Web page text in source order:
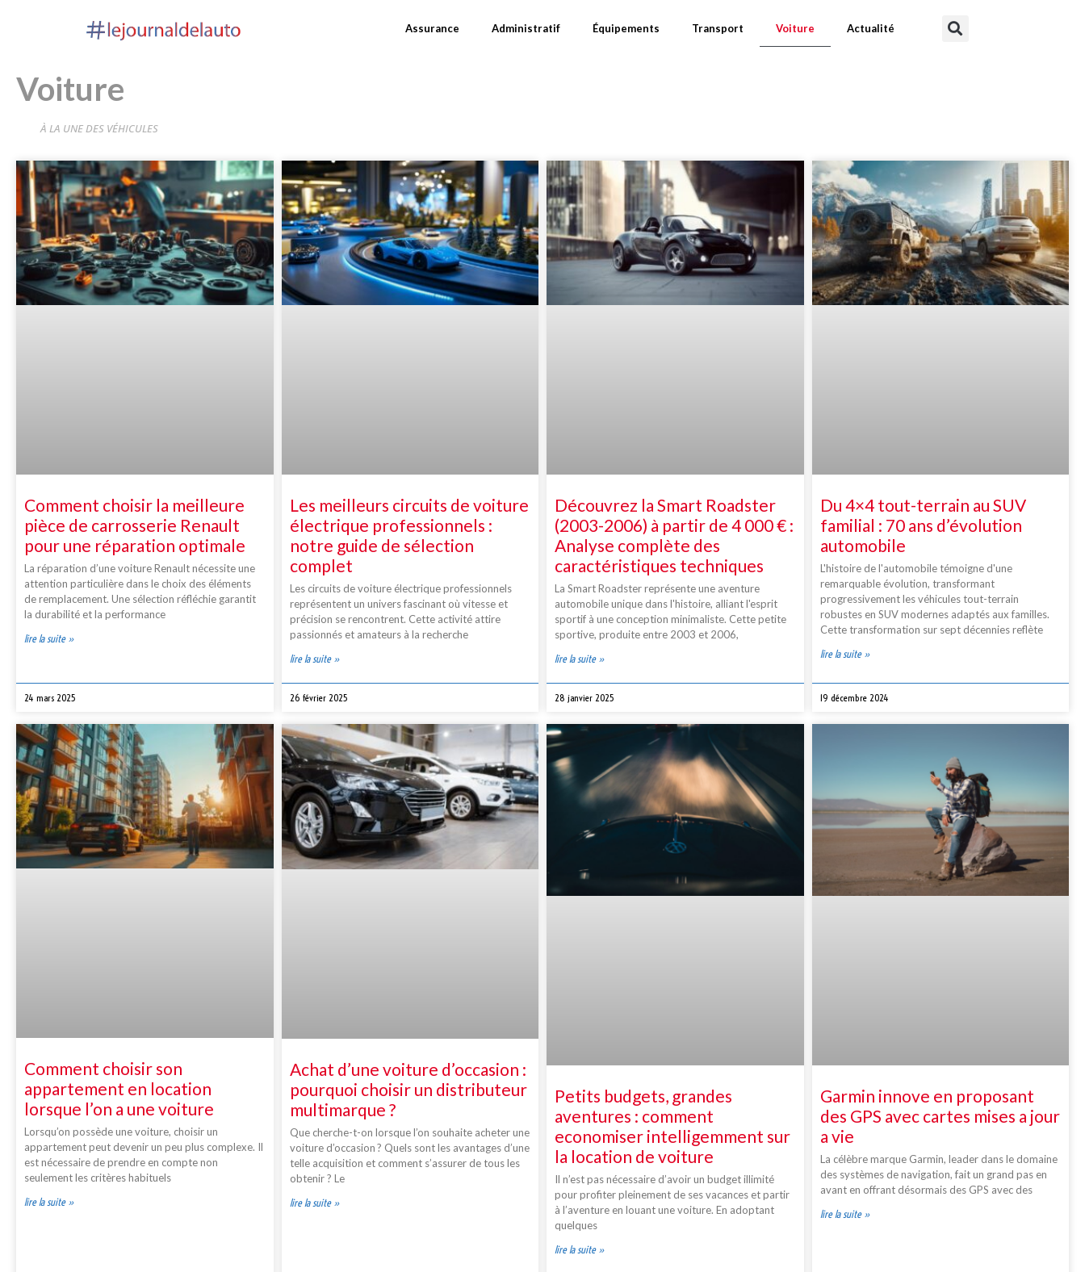
Assurance Administratif Équipements Transport Voiture Actualité
Voiture
À LA UNE DES VÉHICULES
Comment choisir la meilleure
pièce de carrosserie Renault
pour une réparation optimale
La réparation d’une voiture Renault nécessite une
attention particulière dans le choix des éléments
de remplacement. Une sélection réfléchie garantit
la durabilité et la performance
lire la suite »
24 mars 2025
Les meilleurs circuits de voiture
électrique professionnels :
notre guide de sélection
complet
Les circuits de voiture électrique professionnels
représentent un univers fascinant où vitesse et
précision se rencontrent. Cette activité attire
passionnés et amateurs à la recherche
lire la suite »
26 février 2025
Découvrez la Smart Roadster
(2003-2006) à partir de 4 000 € :
Analyse complète des
caractéristiques techniques
La Smart Roadster représente une aventure
automobile unique dans l'histoire, alliant l'esprit
sportif à une conception minimaliste. Cette petite
sportive, produite entre 2003 et 2006,
lire la suite »
28 janvier 2025
Du 4×4 tout-terrain au SUV
familial : 70 ans d’évolution
automobile
L'histoire de l'automobile témoigne d'une
remarquable évolution, transformant
progressivement les véhicules tout-terrain
robustes en SUV modernes adaptés aux familles.
Cette transformation sur sept décennies reflète
lire la suite »
19 décembre 2024
Comment choisir son
appartement en location
lorsque l’on a une voiture
Lorsqu’on possède une voiture, choisir un
appartement peut devenir un peu plus complexe. Il
est nécessaire de prendre en compte non
seulement les critères habituels
lire la suite »
Achat d’une voiture d’occasion :
pourquoi choisir un distributeur
multimarque ?
Que cherche-t-on lorsque l’on souhaite acheter une
voiture d’occasion ? Quels sont les avantages d’une
telle acquisition et comment s’assurer de tous les
obtenir ? Le
lire la suite »
Petits budgets, grandes
aventures : comment
economiser intelligemment sur
la location de voiture
Il n’est pas nécessaire d’avoir un budget illimité
pour profiter pleinement de ses vacances et partir
à l’aventure en louant une voiture. En adoptant
quelques
lire la suite »
Garmin innove en proposant
des GPS avec cartes mises a jour
a vie
La célèbre marque Garmin, leader dans le domaine
des systèmes de navigation, fait un grand pas en
avant en offrant désormais des GPS avec des
lire la suite »